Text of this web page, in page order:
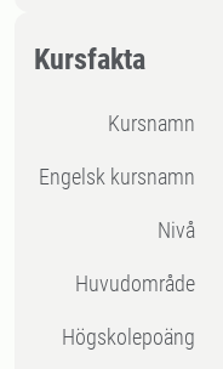
Kursfakta
Kursnamn
Engelsk kursnamn
Nivå
Huvudområde
högskolepoäng